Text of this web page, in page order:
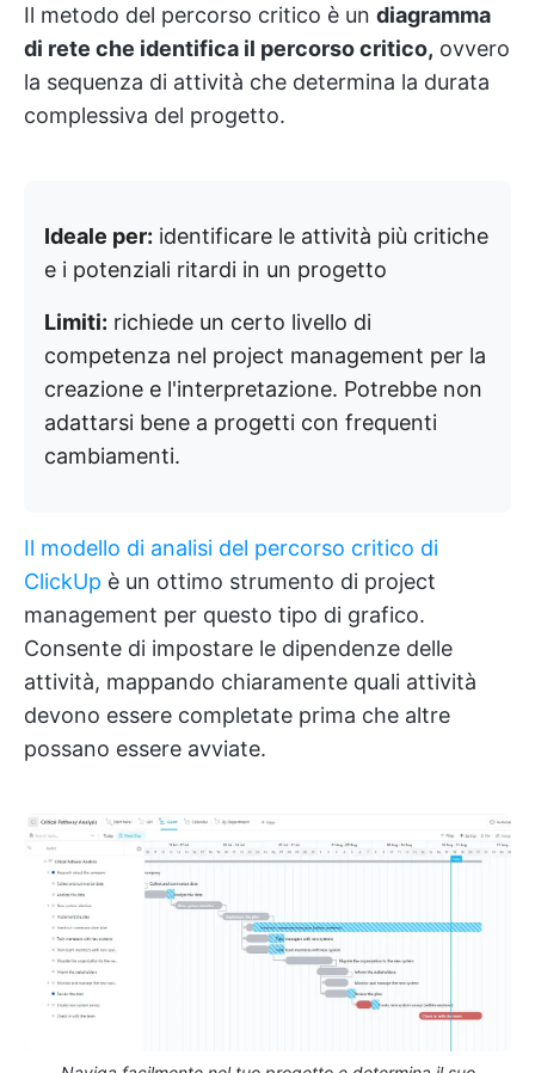
Il metodo del percorso critico è un diagramma
di rete che identifica il percorso critico, ovvero
la sequenza di attività che determina la durata
complessiva del progetto.
Ideale per: identificare le attività più critiche
e i potenziali ritardi in un progetto
Limiti: richiede un certo livello di
competenza nel project management per la
creazione e l'interpretazione. Potrebbe non
adattarsi bene a progetti con frequenti
cambiamenti.
Il modello di analisi del percorso critico di
ClickUp è un ottimo strumento di project
management per questo tipo di grafico.
Consente di impostare le dipendenze delle
attività, mappando chiaramente quali attività
devono essere completate prima che altre
possano essere avviate.